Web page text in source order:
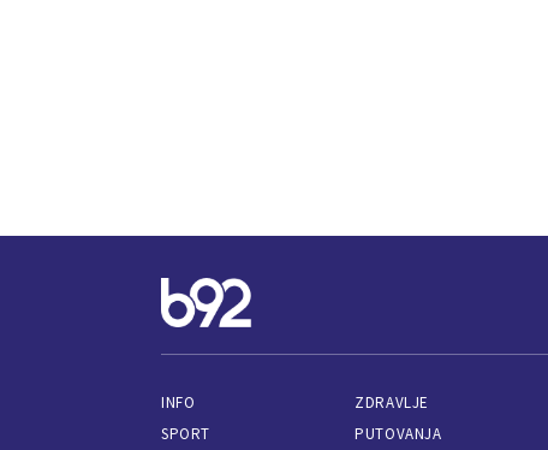
INFO
SPORT
ZDRAVLJE
PUTOVANJA